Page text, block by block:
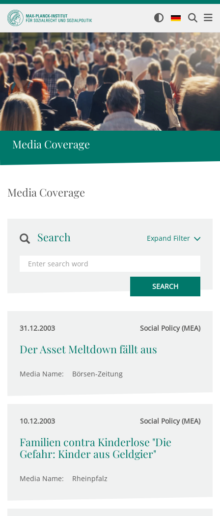
Media Coverage
Media Coverage
Search Expand Filter
31.12.2003 Social Policy (MEA)
Der Asset Meltdown fällt aus
Media Name: Börsen-Zeitung
10.12.2003 Social Policy (MEA)
Familien contra Kinderlose "Die
Gefahr: Kinder aus Geldgier"
Media Name: Rheinpfalz